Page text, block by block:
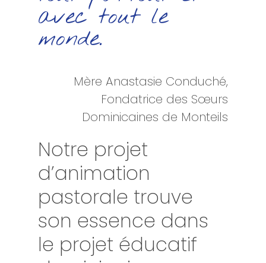
avec tout le
monde.
Mère Anastasie Conduché,
Fondatrice des Sœurs
Dominicaines de Monteils
Notre projet
d’animation
pastorale trouve
son essence dans
le projet éducatif